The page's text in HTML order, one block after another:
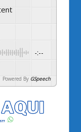
-:--
Powered By GSpeech